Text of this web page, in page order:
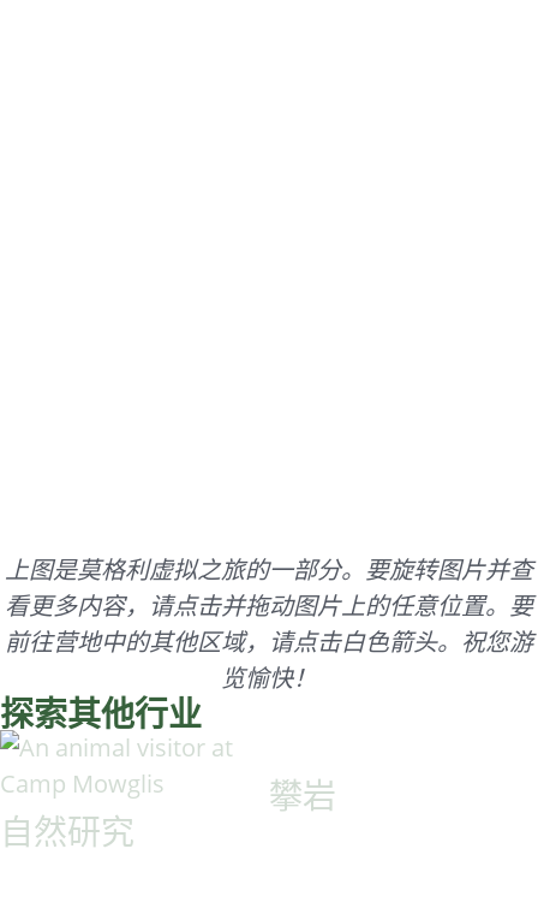
上图是莫格利虚拟之旅的一部分。要旋转图片并查
看更多内容，请点击并拖动图片上的任意位置。要
前往营地中的其他区域，请点击白色箭头。祝您游
览愉快！
探索其他行业
自然研究
攀岩